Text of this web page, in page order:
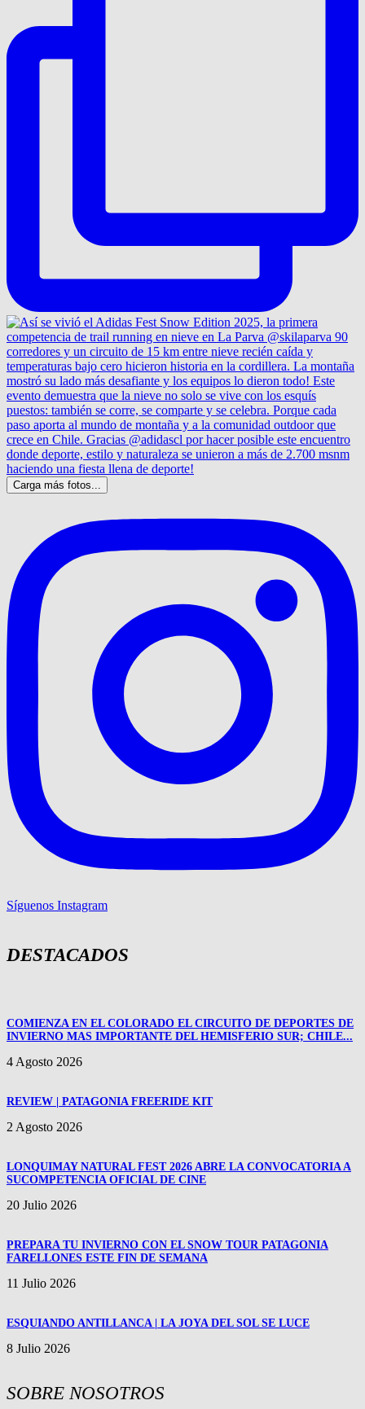
Carga más fotos...
Síguenos Instagram
DESTACADOS
COMIENZA EN EL COLORADO EL CIRCUITO DE DEPORTES DE
INVIERNO MAS IMPORTANTE DEL HEMISFERIO SUR; CHILE...
4 Agosto 2026
REVIEW | PATAGONIA FREERIDE KIT
2 Agosto 2026
LONQUIMAY NATURAL FEST 2026 ABRE LA CONVOCATORIA A
SUCOMPETENCIA OFICIAL DE CINE
20 Julio 2026
PREPARA TU INVIERNO CON EL SNOW TOUR PATAGONIA
FARELLONES ESTE FIN DE SEMANA
11 Julio 2026
ESQUIANDO ANTILLANCA | LA JOYA DEL SOL SE LUCE
8 Julio 2026
SOBRE NOSOTROS